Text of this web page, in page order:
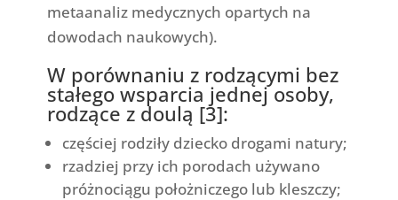
metaanaliz medycznych opartych na
dowodach naukowych).
W porównaniu z rodzącymi bez
stałego wsparcia jednej osoby,
rodzące z doulą [3]:
częściej rodziły dziecko drogami natury;
rzadziej przy ich porodach używano
próżnociągu położniczego lub kleszczy;